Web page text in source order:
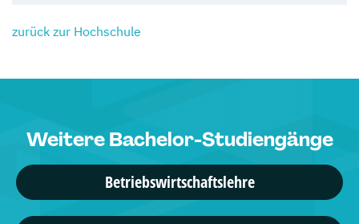
zurück zur Hochschule
Weitere Bachelor-Studiengänge
Betriebswirtschaftslehre